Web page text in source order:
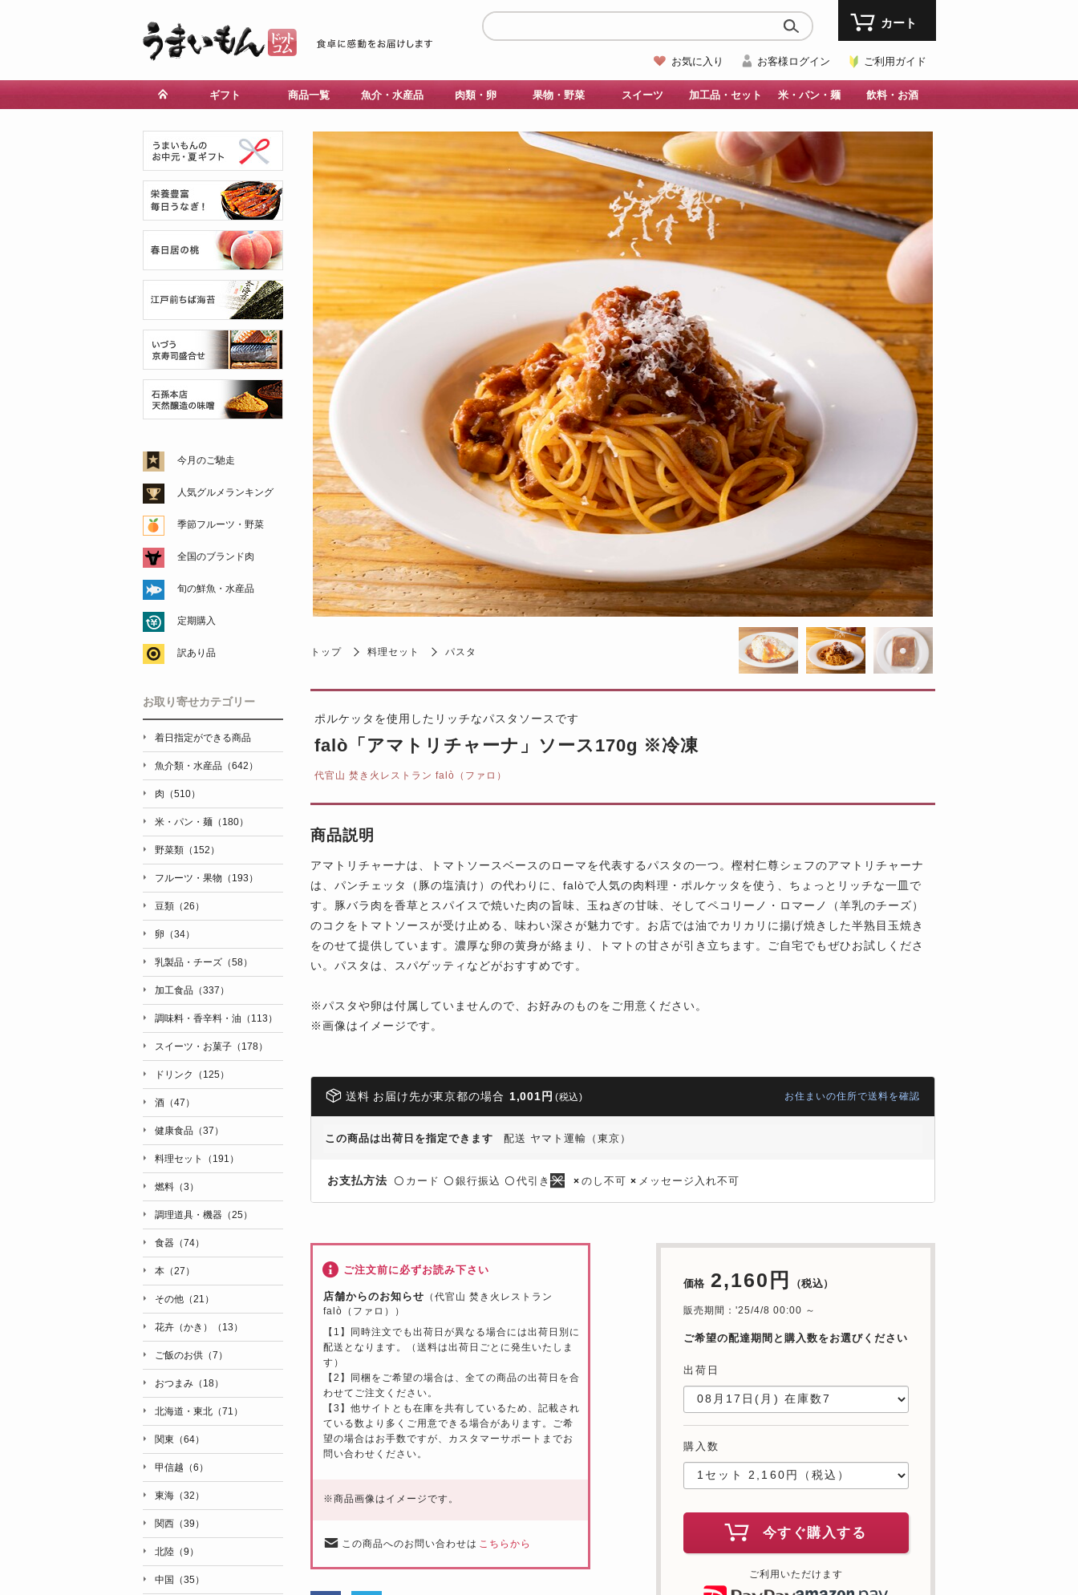
お気に入り お客様ログイン ご利用ガイド
カート
ギフト 商品一覧 魚介・水産品 肉類・卵 果物・野菜 スイーツ 加工品・セット 米・パン・麺 飲料・お酒
トップ 料理セット パスタ
ポルケッタを使用したリッチなパスタソースです
falò「アマトリチャーナ」ソース170g ※冷凍
代官山 焚き火レストラン falò（ファロ）
商品説明
アマトリチャーナは、トマトソースベースのローマを代表するパスタの一つ。樫村仁尊シェフのアマトリチャーナ
は、パンチェッタ（豚の塩漬け）の代わりに、falòで人気の肉料理・ポルケッタを使う、ちょっとリッチな一皿で
す。豚バラ肉を香草とスパイスで焼いた肉の旨味、玉ねぎの甘味、そしてペコリーノ・ロマーノ（羊乳のチーズ）
のコクをトマトソースが受け止める、味わい深さが魅力です。お店では油でカリカリに揚げ焼きした半熟目玉焼き
をのせて提供しています。濃厚な卵の黄身が絡まり、トマトの甘さが引き立ちます。ご自宅でもぜひお試しくださ
い。パスタは、スパゲッティなどがおすすめです。
※パスタや卵は付属していませんので、お好みのものをご用意ください。
※画像はイメージです。
送料 お届け先が東京都の場合 1,001円 (税込) お住まいの住所で送料を確認
この商品は出荷日を指定できます 配送 ヤマト運輸（東京）
お支払方法 〇 カード 〇 銀行振込 〇 代引き × のし不可 × メッセージ入れ不可
価格 2,160円 （税込）
販売期間：'25/4/8 00:00 ～
ご希望の配達期間と購入数をお選びください
出荷日
購入数
今すぐ購入する
ご利用いただけます
ご注文前に必ずお読み下さい
店舗からのお知らせ （代官山 焚き火レストラン
falò（ファロ））
【1】同時注文でも出荷日が異なる場合には出荷日別に
配送となります。（送料は出荷日ごとに発生いたしま
す）
【2】同梱をご希望の場合は、全ての商品の出荷日を合
わせてご注文ください。
【3】他サイトとも在庫を共有しているため、記載され
ている数より多くご用意できる場合があります。ご希
望の場合はお手数ですが、カスタマーサポートまでお
問い合わせください。
※商品画像はイメージです。
この商品へのお問い合わせは こちらから
今月のご馳走
人気グルメランキング
季節フルーツ・野菜
全国のブランド肉
旬の鮮魚・水産品
定期購入
訳あり品
お取り寄せカテゴリー
着日指定ができる商品
魚介類・水産品（642）
肉（510）
米・パン・麺（180）
野菜類（152）
フルーツ・果物（193）
豆類（26）
卵（34）
乳製品・チーズ（58）
加工食品（337）
調味料・香辛料・油（113）
スイーツ・お菓子（178）
ドリンク（125）
酒（47）
健康食品（37）
料理セット（191）
燃料（3）
調理道具・機器（25）
食器（74）
本（27）
その他（21）
花卉（かき）（13）
ご飯のお供（7）
おつまみ（18）
北海道・東北（71）
関東（64）
甲信越（6）
東海（32）
関西（39）
北陸（9）
中国（35）